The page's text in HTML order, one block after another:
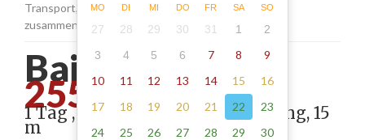
Transport, das Aufstellen und Abholen der Schilder
zusammen.
Baierbrunn -
255.00
1 Tag , Stellung gemäß Anordnung, 15
m
MO DI MI DO FR SA SO
27 28 29 30 31 1
2
3
4 5 6 7 8
9
10
11 12 13 14 15
16
17
18 19 20 21 22
23
24
25 26 27 28 29
30